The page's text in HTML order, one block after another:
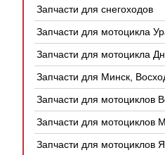
Запчасти для снегоходов
Запчасти для мотоцикла
Запчасти для мотоцикла
Запчасти для Минск,
Запчасти для мотоциклов
Запчасти для мотоциклов
Запчасти для мотоциклов